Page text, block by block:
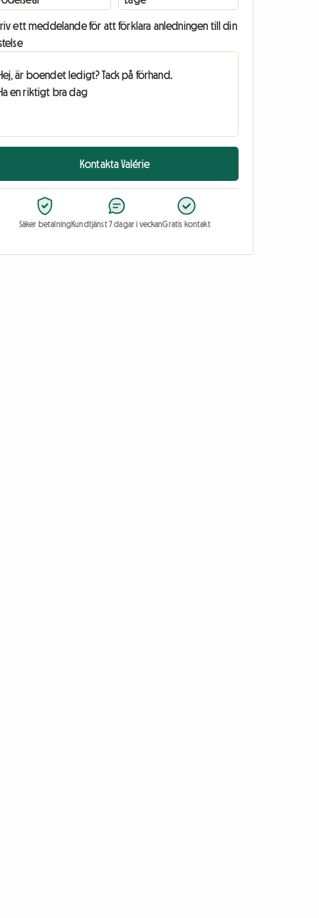
ett meddelande för att förklara anledningen till din
Kontakta Valérie
Säker betalningKundtjänst 7 dagar i veckanGratis kontakt